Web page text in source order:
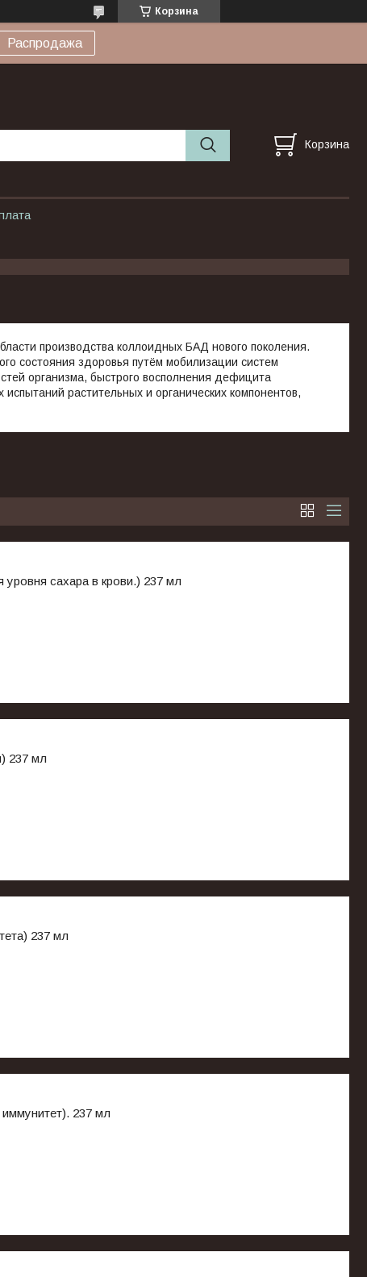
Корзина
Распродажа
Корзина
производства коллоидных БАД нового поколения.
состояния здоровья путём мобилизации систем
организма, быстрого восполнения дефицита
растительных и органических компонентов,
сахара в крови.) 237 мл
237 мл
237 мл
237 мл